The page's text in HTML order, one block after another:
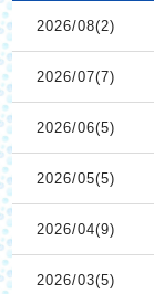
2026/08(2)
2026/07(7)
2026/06(5)
2026/05(5)
2026/04(9)
2026/03(5)